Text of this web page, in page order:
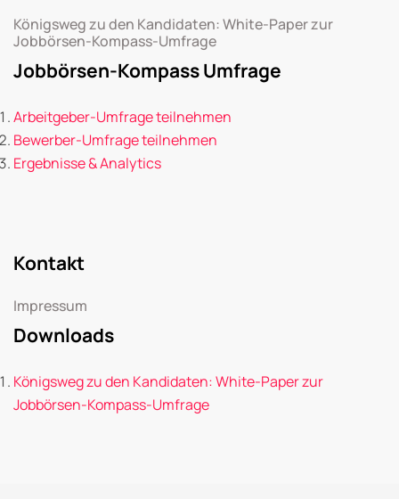
Königsweg zu den Kandidaten: White-Paper zur
Jobbörsen-Kompass-Umfrage
Jobbörsen-Kompass Umfrage
Arbeitgeber-Umfrage teilnehmen
Bewerber-Umfrage teilnehmen
Ergebnisse & Analytics
Kontakt
Impressum
Downloads
Königsweg zu den Kandidaten: White-Paper zur
Jobbörsen-Kompass-Umfrage